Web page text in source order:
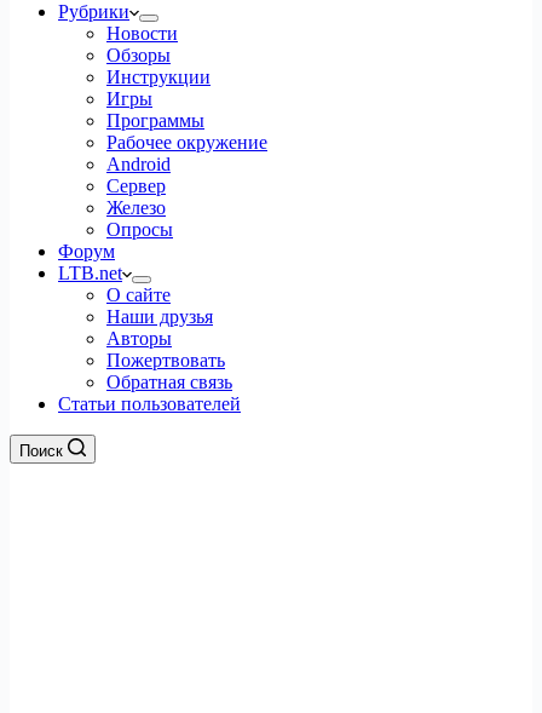
Рубрики
Новости
Обзоры
Инструкции
Игры
Программы
Рабочее окружение
Android
Сервер
Железо
Опросы
Форум
LTB.net
О сайте
Наши друзья
Авторы
Пожертвовать
Обратная связь
Статьи пользователей
Поиск